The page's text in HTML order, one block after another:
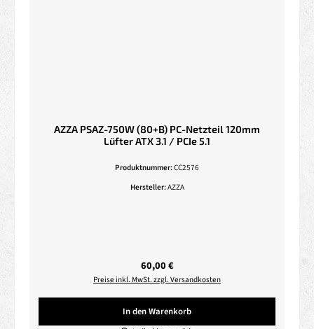
AZZA PSAZ-750W (80+B) PC-Netzteil 120mm
Lüfter ATX 3.1 / PCIe 5.1
Produktnummer:CC2576
Hersteller:AZZA
Regulärer Preis:
60,00 €
Preise inkl. MwSt. zzgl. Versandkosten
In den Warenkorb